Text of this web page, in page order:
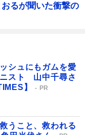
るが聞いた衝撃の
シュにもガムを愛
スト 山中千尋さ
】
PR
うこと、救われる